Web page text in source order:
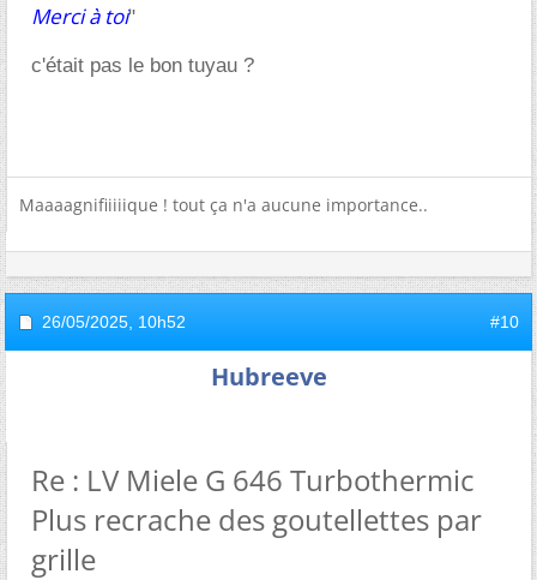
Merci à toi"
c'était pas le bon tuyau ?
Maaaagnifiiiiique ! tout ça n'a aucune importance..
26/05/2025, 10h52 #10
Hubreeve
Re : LV Miele G 646 Turbothermic
Plus recrache des goutellettes par
grille